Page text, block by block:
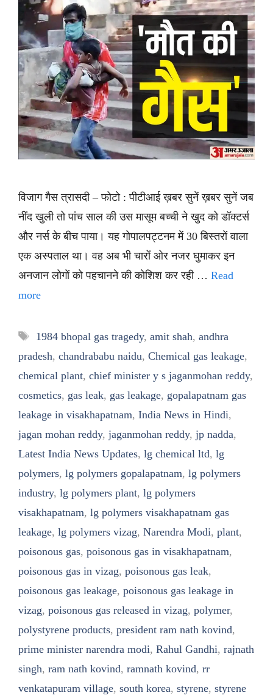
विजाग गैस त्रासदी – फोटो : पीटीआई ख़बर सुनें ख़बर सुनें जब
नींद खुली तो पांच साल की उस मासूम बच्ची ने खुद को डॉक्टर्स
और नर्स के बीच पाया। यह गोपालपट्टनम में 30 बिस्तरों वाला
एक अस्पताल था। वह अब भी चारों ओर नजर घुमाकर इन
अनजान लोगों को पहचानने की कोशिश कर रही … Read
more
Tags
1984 bhopal gas tragedy, amit shah, andhra
pradesh, chandrababu naidu, Chemical gas leakage,
chemical plant, chief minister y s jaganmohan reddy,
cosmetics, gas leak, gas leakage, gopalapatnam gas
leakage in visakhapatnam, India News in Hindi,
jagan mohan reddy, jaganmohan reddy, jp nadda,
Latest India News Updates, lg chemical ltd, lg
polymers, lg polymers gopalapatnam, lg polymers
industry, lg polymers plant, lg polymers
visakhapatnam, lg polymers visakhapatnam gas
leakage, lg polymers vizag, Narendra Modi, plant,
poisonous gas, poisonous gas in visakhapatnam,
poisonous gas in vizag, poisonous gas leak,
poisonous gas leakage, poisonous gas leakage in
vizag, poisonous gas released in vizag, polymer,
polystyrene products, president ram nath kovind,
prime minister narendra modi, Rahul Gandhi, rajnath
singh, ram nath kovind, ramnath kovind, rr
venkatapuram village, south korea, styrene, styrene